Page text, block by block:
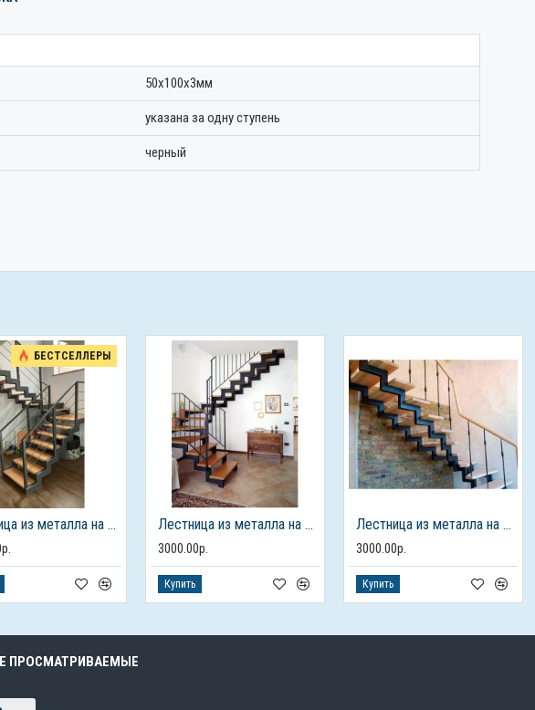
50х100х3мм
указана за одну ступень
черный
БЕСТСЕЛЛЕРЫ
Лестница из металла на 2 этаж Лестница из металла на 2 этаж
3000.00р.
Купить
Лестница из металла на 2 этаж
3000.00р.
Купить
ПРОСМАТРИВАЕМЫЕ